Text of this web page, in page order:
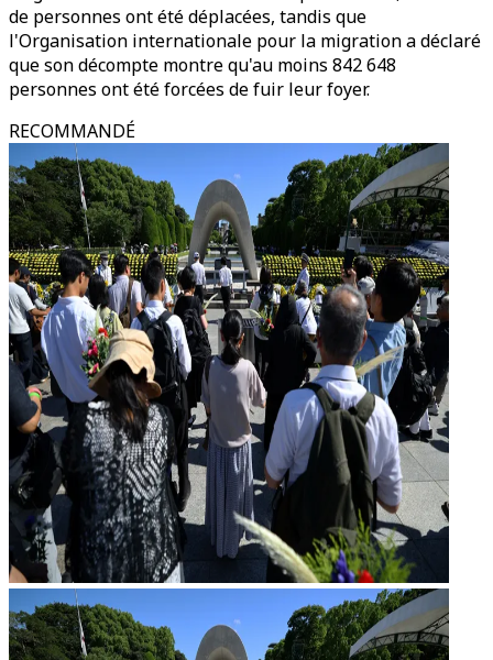
de personnes ont été déplacées, tandis que
l'Organisation internationale pour la migration a déclaré
que son décompte montre qu'au moins 842 648
personnes ont été forcées de fuir leur foyer.
RECOMMANDÉ